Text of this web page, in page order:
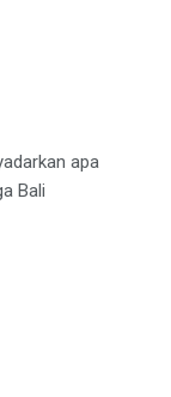
apa
Bali